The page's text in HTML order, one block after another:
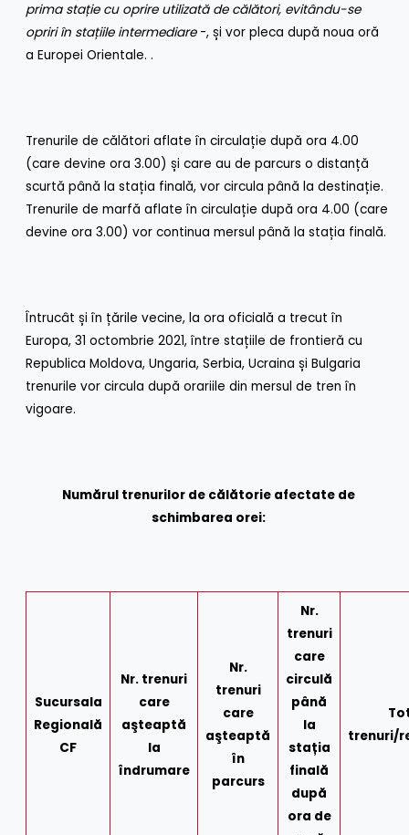
prima stație cu oprire utilizată de călători, evitându-se
opriri în stațiile intermediare-, și vor pleca după noua oră
a Europei Orientale. .
Trenurile de călători aflate în circulație după ora 4.00
(care devine ora 3.00) și care au de parcurs o distanță
scurtă până la stația finală, vor circula până la destinație.
Trenurile de marfă aflate în circulație după ora 4.00 (care
devine ora 3.00) vor continua mersul până la stația finală.
Întrucât și în țările vecine, la ora oficială a trecut în
Europa, 31 octombrie 2021, între stațiile de frontieră cu
Republica Moldova, Ungaria, Serbia, Ucraina și Bulgaria
trenurile vor circula după orariile din mersul de tren în
vigoare.
Numărul trenurilor de călătorie afectate de
schimbarea orei:
Sucursala
Regională
CF
Nr. trenuri
care
aşteaptă
la
îndrumare
Nr.
trenuri
care
aşteaptă
în
parcurs
Nr.
trenuri
care
circulă
până
la
stația
finală
după
ora de
trenuri/